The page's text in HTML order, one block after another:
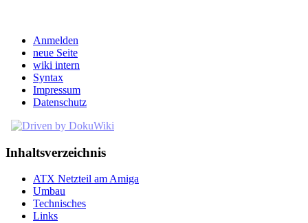
Anmelden
neue Seite
wiki intern
Syntax
Impressum
Datenschutz
Inhaltsverzeichnis
ATX Netzteil am Amiga
Umbau
Technisches
Links